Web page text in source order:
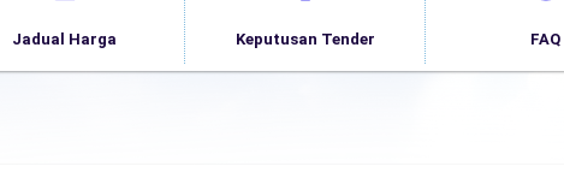
Jadual Harga Keputusan Tender FAQ